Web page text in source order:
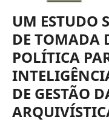
UM ESTUDO
DE TOMADA
POLÍTICA
DE GESTÃO